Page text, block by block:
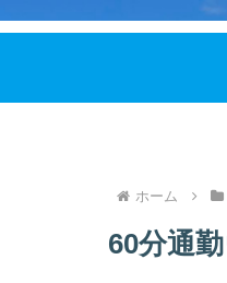
ホーム
60分通